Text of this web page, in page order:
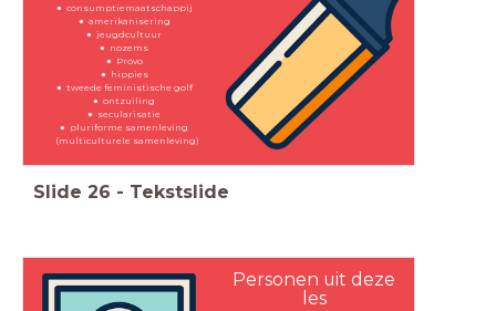
consumptiemaatschappij
amerikanisering
jeugdcultuur
nozems
Provo
hippies
tweede feministische golf
ontzuiling
secularisatie
pluriforme samenleving
(multiculturele samenleving)
Slide 26 - Tekstslide
Personen uit deze
les